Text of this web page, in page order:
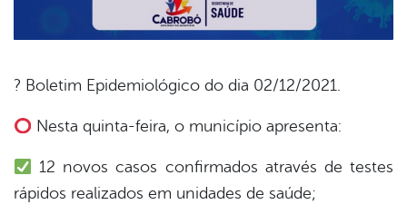
? Boletim Epidemiológico do dia 02/12/2021.
Nesta quinta-feira, o município apresenta:
12 novos casos confirmados através de testes
rápidos realizados em unidades de saúde;